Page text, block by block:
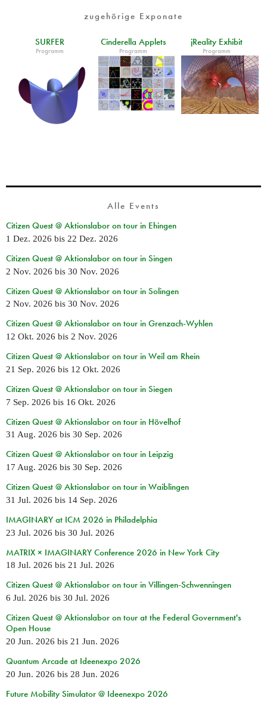
zugehörige Exponate
SURFER
Programm
Cinderella Applets
Programm
jReality Exhibit
Programm
Alle Events
Citizen Quest @ Aktionslabor on tour in Ehingen
1 Dez. 2026 bis 22 Dez. 2026
Citizen Quest @ Aktionslabor on tour in Singen
2 Nov. 2026 bis 30 Nov. 2026
Citizen Quest @ Aktionslabor on tour in Solingen
2 Nov. 2026 bis 30 Nov. 2026
Citizen Quest @ Aktionslabor on tour in Grenzach-Wyhlen
12 Okt. 2026 bis 2 Nov. 2026
Citizen Quest @ Aktionslabor on tour in Weil am Rhein
21 Sep. 2026 bis 12 Okt. 2026
Citizen Quest @ Aktionslabor on tour in Siegen
7 Sep. 2026 bis 16 Okt. 2026
Citizen Quest @ Aktionslabor on tour in Hövelhof
31 Aug. 2026 bis 30 Sep. 2026
Citizen Quest @ Aktionslabor on tour in Leipzig
17 Aug. 2026 bis 30 Sep. 2026
Citizen Quest @ Aktionslabor on tour in Waiblingen
31 Jul. 2026 bis 14 Sep. 2026
IMAGINARY at ICM 2026 in Philadelphia
23 Jul. 2026 bis 30 Jul. 2026
MATRIX × IMAGINARY Conference 2026 in New York City
18 Jul. 2026 bis 21 Jul. 2026
Citizen Quest @ Aktionslabor on tour in Villingen-Schwenningen
6 Jul. 2026 bis 30 Jul. 2026
Citizen Quest @ Aktionslabor on tour at the Federal Government's
Open House
20 Jun. 2026 bis 21 Jun. 2026
Quantum Arcade at Ideenexpo 2026
20 Jun. 2026 bis 28 Jun. 2026
Future Mobility Simulator @ Ideenexpo 2026